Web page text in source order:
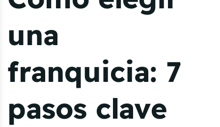
una
franquicia: 7
pasos clave